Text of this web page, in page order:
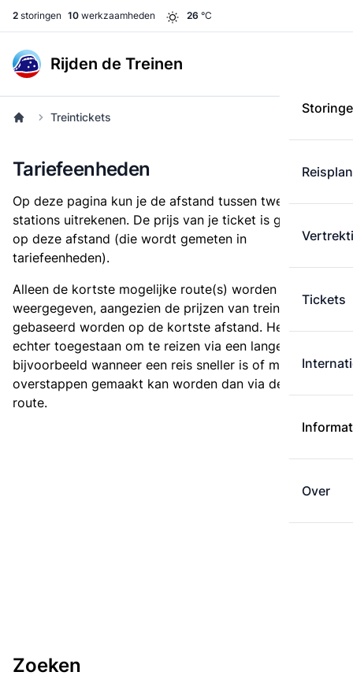
2 storingen 10 werkzaamheden 26 °C
Rijden de Treinen
Tickets
Over
Treintickets
Tariefeenheden
Op deze pagina kun je de afstand tussen twee
stations uitrekenen. De prijs van je ticket is gebaseerd
op deze afstand (die wordt gemeten in
tariefeenheden).
Alleen de kortste mogelijke route(s) worden
weergegeven, aangezien de prijzen van treintickets
gebaseerd worden op de kortste afstand. Het is
echter toegestaan om te reizen via een langere route,
bijvoorbeeld wanneer een reis sneller is of met minder
overstappen gemaakt kan worden dan via de kortste
route.
Zoeken